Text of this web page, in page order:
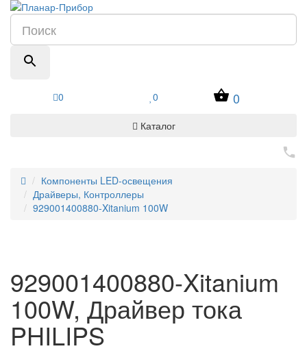
0 0 0
Каталог
Компоненты LED-освещения
Драйверы, Контроллеры
929001400880-Xitanium 100W
929001400880-Xitanium
100W, Драйвер тока
PHILIPS